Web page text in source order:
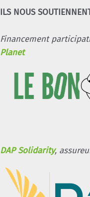
ILS NOUS
Financement
Planet
DAP Solidarity,